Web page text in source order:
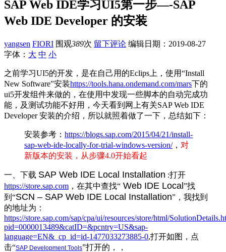
SAP Web IDE学习UI5第一步—-SAP
Web IDE Developer 的安装
yangsen FIORI 围观389次 留下评论 编辑日期： 2019-08-27
字体： 大 中 小
之前学习UI5的开发，是在自己用的Eclips上，使用“Install
New Software”安装https://tools.hana.ondemand.com/mars下的
ui5开发组件来做的，在使用中发现一些脚本的自动完成功
能，及测试功能不好用，今天看到网上有关SAP Web IDE
Developer 安装的介绍，所以就照着做了一下，总结如下：
安装参考： https://blogs.sap.com/2015/04/21/install-
sap-web-ide-locally-for-trial-windows-version/， 对
新版本的安装，从步骤4.0开始看起
一、下载 SAP Web IDE Local Installation :打开
https://store.sap.com ，在其中查找“ Web IDE Local”找
到“SCN – SAP Web IDE Local Installation”，我找到
的地址为：
https://store.sap.com/sap/cpa/ui/resources/store/html/
pid=0000013489&catID=&pcntry=US&sap-
language=EN&_cp_id=id-1477033273885-0,打开如图，点
击“SAP Development Tools”打开的，，